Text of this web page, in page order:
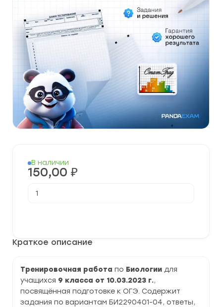
Краткое описание
Тренировочная работа по Биологии для
учащихся 9 класса от 10.03.2023 г.,
посвящённая подготовке к ОГЭ. Содержит
задания по вариантам БИ2290401-04, ответы,
В наличии
150,00 ₽
товара
Биологии
(БИ2290401-
04)
задания
и
ответы